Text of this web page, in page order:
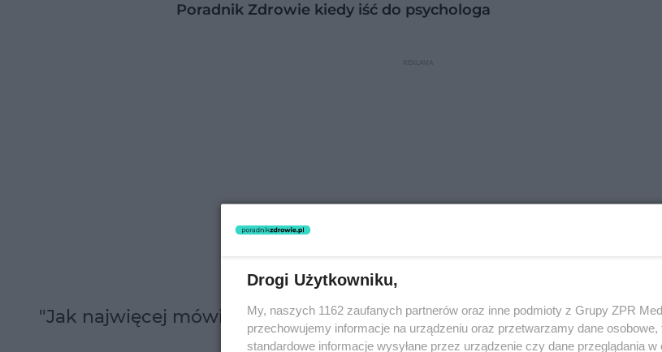
Poradnik Zdrowie kiedy iść do psychologa
"Jak najwięcej mówić o szkole i przedszkolu"
Drogi Użytkowniku,
My, naszych 1162 zaufanych partnerów oraz inne podmioty z Grupy ZPR
przechowujemy informacje na urządzeniu oraz przetwarzamy dane
standardowe informacje wysyłane przez urządzenie czy dane przeglądania w